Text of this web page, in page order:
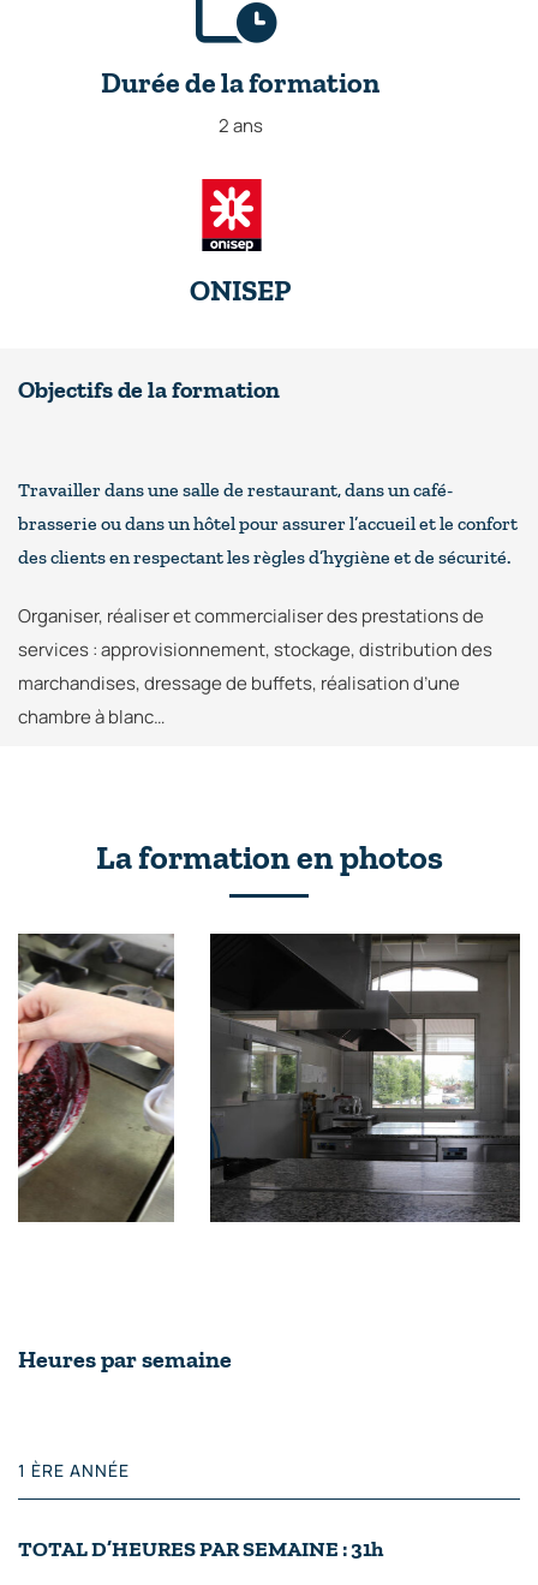
Durée de la formation
2 ans
ONISEP
Objectifs de la formation
Travailler dans une salle de restaurant, dans un café-
brasserie ou dans un hôtel pour assurer l’accueil et le confort
des clients en respectant les règles d’hygiène et de sécurité.
Organiser, réaliser et commercialiser des prestations de
services : approvisionnement, stockage, distribution des
marchandises, dressage de buffets, réalisation d’une
chambre à blanc…
La formation en photos
Heures par semaine
1 ÈRE ANNÉE
TOTAL D’HEURES PAR SEMAINE : 31h